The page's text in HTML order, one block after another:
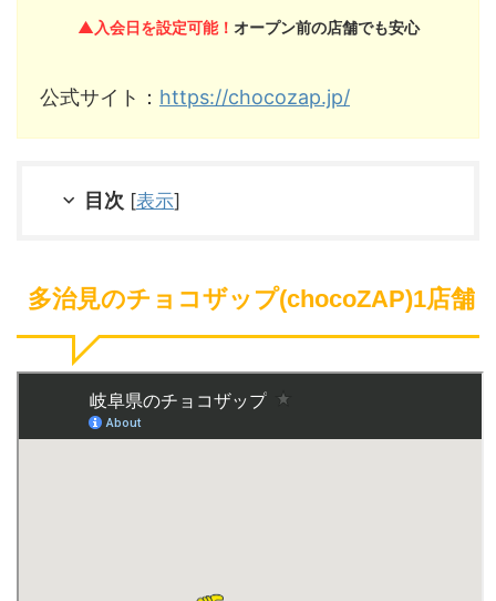
▲入会日を設定可能！ オープン前の店舗でも安心
公式サイト： https://chocozap.jp/
目次 [表示]
多治見のチョコザップ(chocoZAP)1店舗